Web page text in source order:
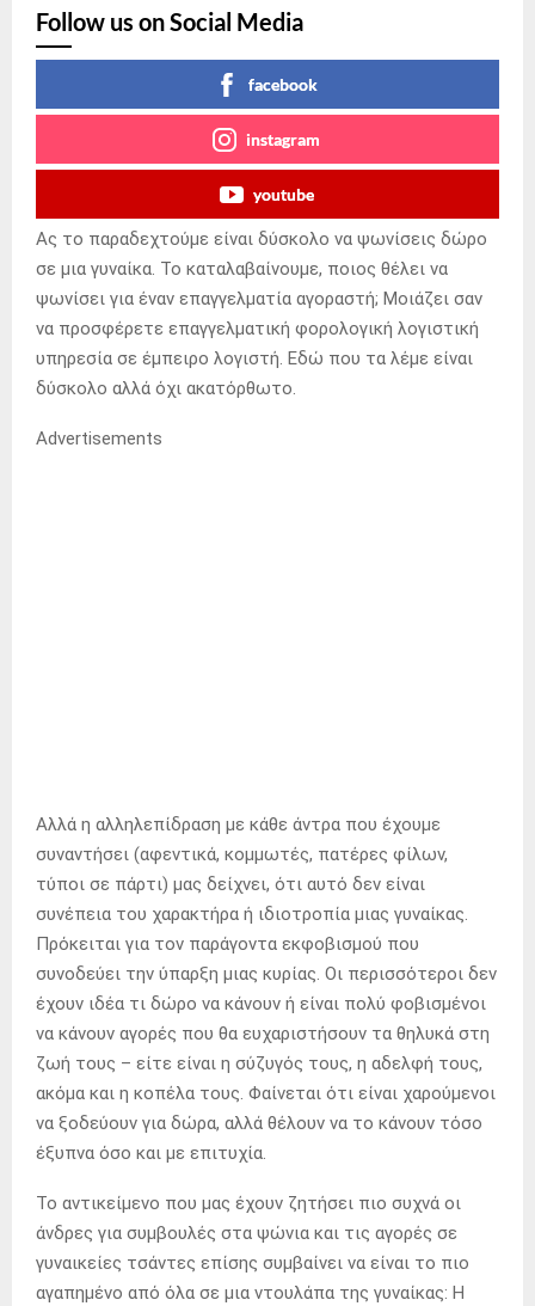
Follow us on Social Media
facebook
instagram
youtube
Ας το παραδεχτούμε είναι δύσκολο να ψωνίσεις δώρο
σε μια γυναίκα. Το καταλαβαίνουμε, ποιος θέλει να
ψωνίσει για έναν επαγγελματία αγοραστή; Μοιάζει σαν
να προσφέρετε επαγγελματική φορολογική λογιστική
υπηρεσία σε έμπειρο λογιστή. Εδώ που τα λέμε είναι
δύσκολο αλλά όχι ακατόρθωτο.
Advertisements
Αλλά η αλληλεπίδραση με κάθε άντρα που έχουμε
συναντήσει (αφεντικά, κομμωτές, πατέρες φίλων,
τύποι σε πάρτι) μας δείχνει, ότι αυτό δεν είναι
συνέπεια του χαρακτήρα ή ιδιοτροπία μιας γυναίκας.
Πρόκειται για τον παράγοντα εκφοβισμού που
συνοδεύει την ύπαρξη μιας κυρίας. Οι περισσότεροι δεν
έχουν ιδέα τι δώρο να κάνουν ή είναι πολύ φοβισμένοι
να κάνουν αγορές που θα ευχαριστήσουν τα θηλυκά στη
ζωή τους – είτε είναι η σύζυγός τους, η αδελφή τους,
ακόμα και η κοπέλα τους. Φαίνεται ότι είναι χαρούμενοι
να ξοδεύουν για δώρα, αλλά θέλουν να το κάνουν τόσο
έξυπνα όσο και με επιτυχία.
Το αντικείμενο που μας έχουν ζητήσει πιο συχνά οι
άνδρες για συμβουλές στα ψώνια και τις αγορές σε
γυναικείες τσάντες επίσης συμβαίνει να είναι το πιο
αγαπημένο από όλα σε μια ντουλάπα της γυναίκας: Η